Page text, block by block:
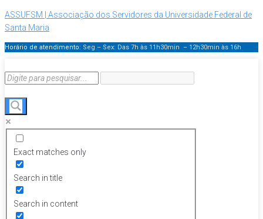
ASSUFSM | Associação dos Servidores da Universidade Federal de
Santa Maria
Horário de atendimento: Seg – Sex: Das 7h às 11h30min – 12h30min às 16h
Exact matches only
Search in title
Search in content